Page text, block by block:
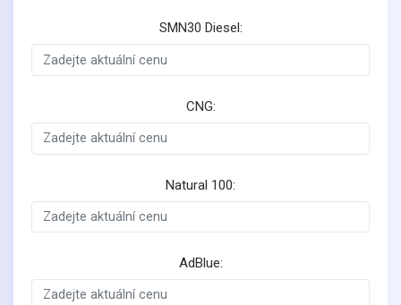
SMN30 Diesel:
CNG:
Natural 100:
AdBlue: